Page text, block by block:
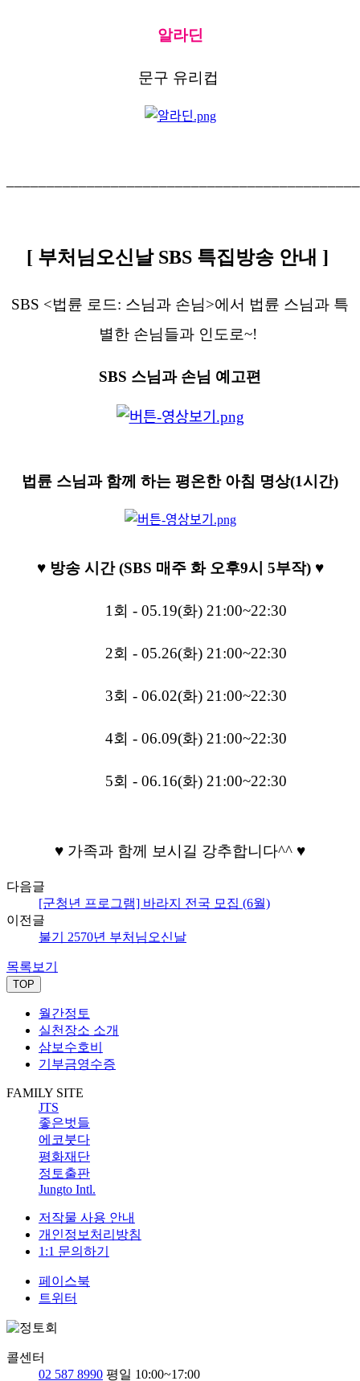
알라딘
문구 유리컵
[ 부처님오신날SBS 특집방송 안내 ]
SBS <법륜 로드: 스님과 손님>에서 법륜 스님과 특
별한 손님들과 인도로~!
SBS 스님과 손님 예고편
법륜 스님과 함께 하는 평온한 아침 명상(1시간)
♥️ 방송 시간(SBS 매주 화 오후9시 5부작) ♥️
1 회 - 05.19(화) 21:00~22:30
2회 - 05.26(화) 21:00~22:30
3회 - 06.02(화) 21:00~22:30
4회 - 06.09(화) 21:00~22:30
5회 - 06.16(화) 21:00~22:30
♥️ 가족과 함께 보시길 강추합니다^^ ♥️
다음글
[군청년 프로그램] 바라지 전국 모집 (6월)
이전글
불기 2570년 부처님오신날
목록보기
TOP
월간정토
실천장소 소개
삼보수호비
기부금영수증
FAMILY SITE
JTS
좋은벗들
에코붓다
평화재단
정토출판
Jungto Intl.
저작물 사용 안내
개인정보처리방침
1:1 문의하기
페이스북
트위터
콜센터
02 587 8990 평일 10:00~17:00